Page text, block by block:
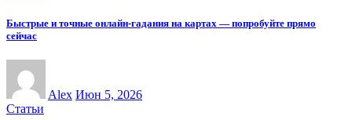
Быстрые и точные онлайн-гадания на картах — попробуйте прямо
сейчас
Alex Июн 5, 2026
Статьи